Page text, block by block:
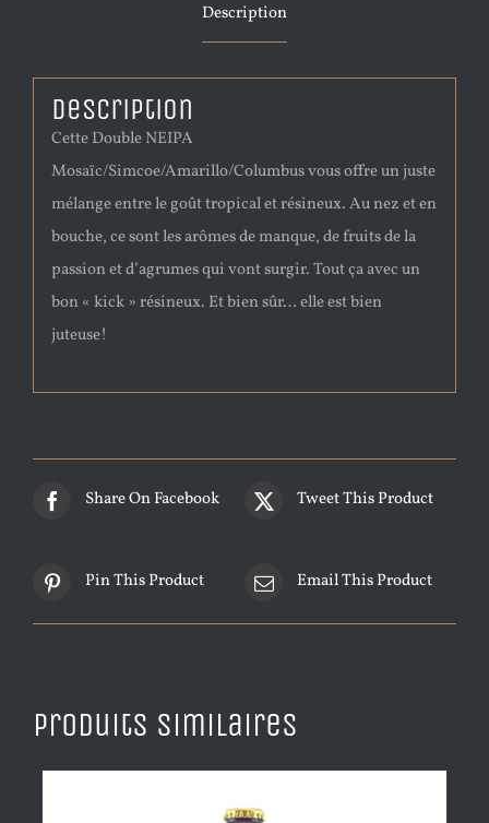
Description
Description
Cette Double NEIPA
Mosaïc/Simcoe/Amarillo/Columbus vous offre un juste
mélange entre le goût tropical et résineux. Au nez et en
bouche, ce sont les arômes de manque, de fruits de la
passion et d’agrumes qui vont surgir. Tout ça avec un
bon « kick » résineux. Et bien sûr… elle est bien
juteuse!
Share On Facebook Tweet This Product
Pin This Product Email This Product
Produits similaires